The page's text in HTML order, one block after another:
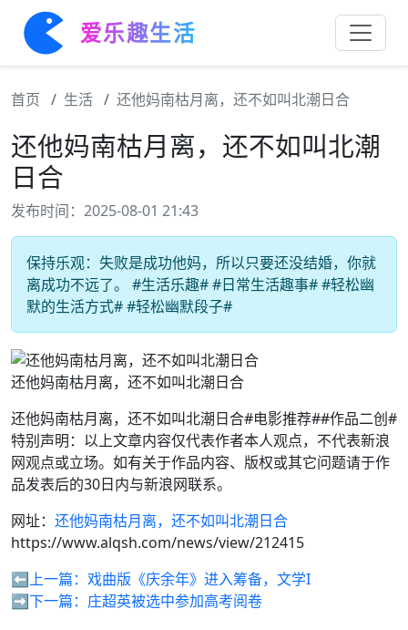
爱乐趣生活
首页 生活 还他妈南枯月离，还不如叫北潮日合
还他妈南枯月离，还不如叫北潮
日合
发布时间：2025-08-01 21:43
保持乐观：失败是成功他妈，所以只要还没结婚，你就
离成功不远了。 #生活乐趣# #日常生活趣事# #轻松幽
默的生活方式# #轻松幽默段子#
还他妈南枯月离，还不如叫北潮日合
还他妈南枯月离，还不如叫北潮日合#电影推荐##作品二创#
特别声明：以上文章内容仅代表作者本人观点，不代表新浪
网观点或立场。如有关于作品内容、版权或其它问题请于作
品发表后的30日内与新浪网联系。
网址： 还他妈南枯月离，还不如叫北潮日合
https://www.alqsh.com/news/view/212415
⬅️上一篇： 戏曲版《庆余年》进入筹备，文学I
➡️下一篇： 庄超英被选中参加高考阅卷